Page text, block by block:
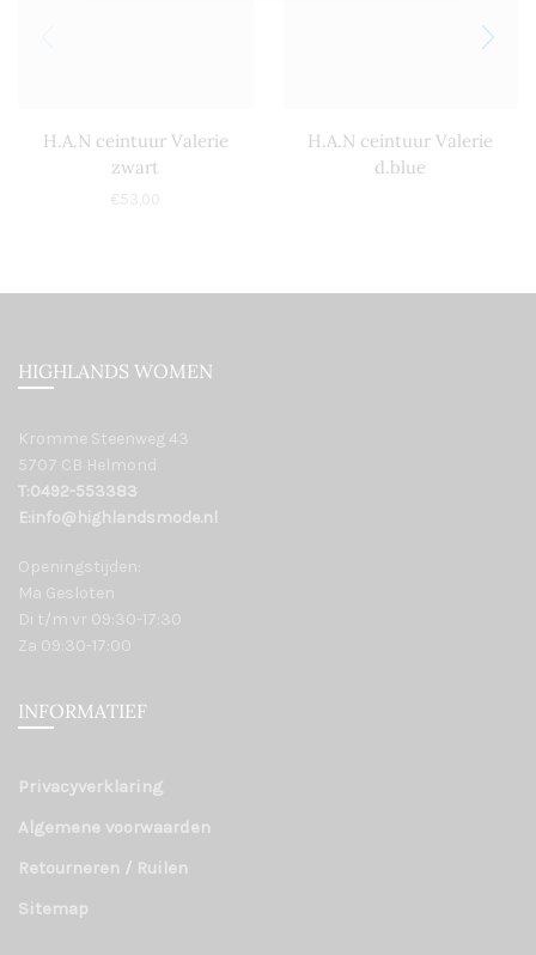
H.A.N ceintuur Valerie
zwart
€ 53,00
H.A.N ceintuur Valerie
d.blue
HIGHLANDS WOMEN
Kromme Steenweg 43
5707 CB Helmond
T:0492-553383
E:info@highlandsmode.nl
Openingstijden:
Ma Gesloten
Di t/m vr 09:30-17:30
Za 09:30-17:00
INFORMATIEF
Privacyverklaring
Algemene voorwaarden
Retourneren / Ruilen
Sitemap